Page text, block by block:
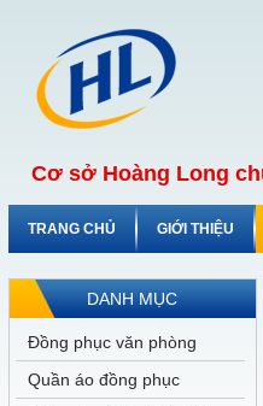
Cơ sở Hoàng Long
TRANG CHỦ GIỚI THIỆU
DANH MỤC
Đồng phục văn phòng
Quần áo đồng phục